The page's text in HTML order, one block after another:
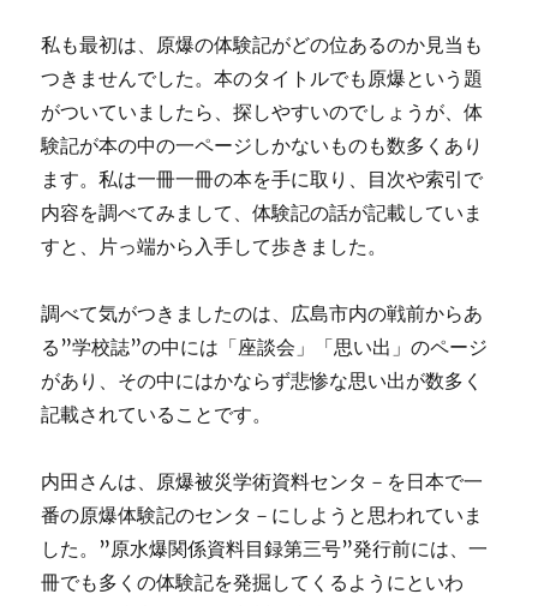
私も最初は、原爆の体験記がどの位あるのか見当も
つきませんでした。本のタイトルでも原爆という題
がついていましたら、探しやすいのでしょうが、体
験記が本の中の一ページしかないものも数多くあり
ます。私は一冊一冊の本を手に取り、目次や索引で
内容を調べてみまして、体験記の話が記載していま
すと、片っ端から入手して歩きました。
調べて気がつきましたのは、広島市内の戦前からあ
る”学校誌”の中には「座談会」「思い出」のページ
があり、その中にはかならず悲惨な思い出が数多く
記載されていることです。
内田さんは、原爆被災学術資料センタ－を日本で一
番の原爆体験記のセンタ－にしようと思われていま
した。”原水爆関係資料目録第三号”発行前には、一
冊でも多くの体験記を発掘してくるようにといわ